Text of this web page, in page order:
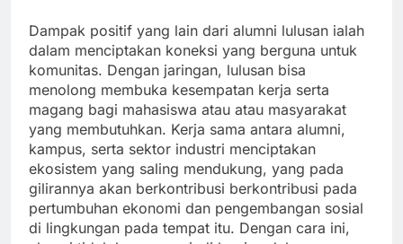
Dampak positif yang lain dari alumni lulusan ialah
dalam menciptakan koneksi yang berguna untuk
komunitas. Dengan jaringan, lulusan bisa
menolong membuka kesempatan kerja serta
magang bagi mahasiswa atau atau masyarakat
yang membutuhkan. Kerja sama antara alumni,
kampus, serta sektor industri menciptakan
ekosistem yang saling mendukung, yang pada
gilirannya akan berkontribusi berkontribusi pada
pertumbuhan ekonomi dan pengembangan sosial
di lingkungan pada tempat itu. Dengan cara ini,